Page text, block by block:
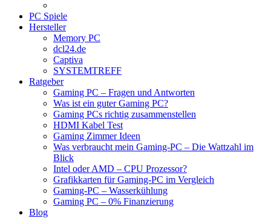
PC Spiele
Hersteller
Memory PC
dcl24.de
Captiva
SYSTEMTREFF
Ratgeber
Gaming PC – Fragen und Antworten
Was ist ein guter Gaming PC?
Gaming PCs richtig zusammenstellen
HDMI Kabel Test
Gaming Zimmer Ideen
Was verbraucht mein Gaming-PC – Die Wattzahl im
Blick
Intel oder AMD – CPU Prozessor?
Grafikkarten für Gaming-PC im Vergleich
Gaming-PC – Wasserkühlung
Gaming PC – 0% Finanzierung
Blog